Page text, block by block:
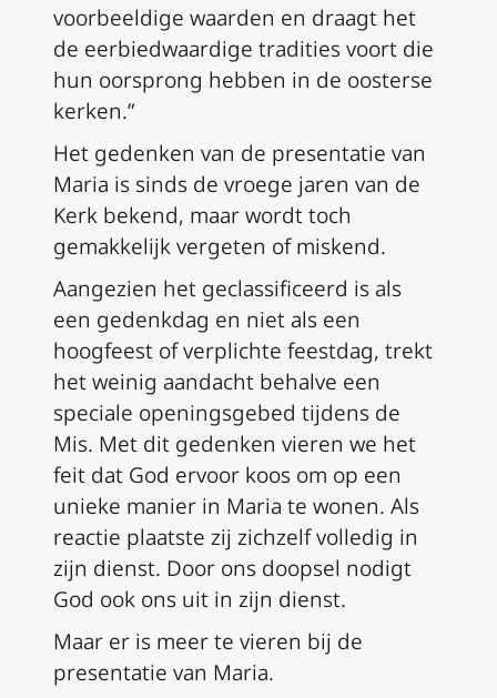
voorbeeldige waarden en draagt het
de eerbiedwaardige tradities voort die
hun oorsprong hebben in de oosterse
kerken.”
Het gedenken van de presentatie van
Maria is sinds de vroege jaren van de
Kerk bekend, maar wordt toch
gemakkelijk vergeten of miskend.
Aangezien het geclassificeerd is als
een gedenkdag en niet als een
hoogfeest of verplichte feestdag, trekt
het weinig aandacht behalve een
speciale openingsgebed tijdens de
Mis. Met dit gedenken vieren we het
feit dat God ervoor koos om op een
unieke manier in Maria te wonen. Als
reactie plaatste zij zichzelf volledig in
zijn dienst. Door ons doopsel nodigt
God ook ons uit in zijn dienst.
Maar er is meer te vieren bij de
presentatie van Maria.